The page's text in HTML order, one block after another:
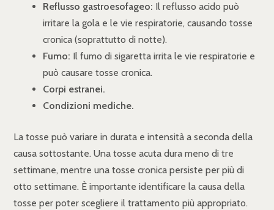
Reflusso gastroesofageo: Il reflusso acido può
irritare la gola e le vie respiratorie, causando tosse
cronica (soprattutto di notte).
Fumo: Il fumo di sigaretta irrita le vie respiratorie e
può causare tosse cronica.
Corpi estranei.
Condizioni mediche.
La tosse può variare in durata e intensità a seconda della
causa sottostante. Una tosse acuta dura meno di tre
settimane, mentre una tosse cronica persiste per più di
otto settimane. È importante identificare la causa della
tosse per poter scegliere il trattamento più appropriato.